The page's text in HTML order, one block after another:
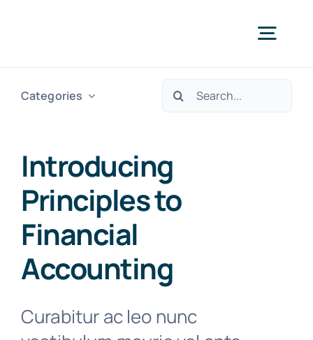
Avaleht
Kontakt
Categories
Search
Introducing
Principles to
Financial
Accounting
Curabitur ac leo nunc